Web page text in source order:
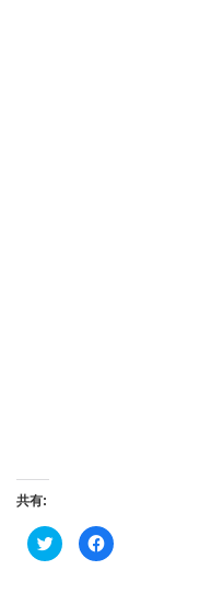
共有:
ク
リ
Facebook
で